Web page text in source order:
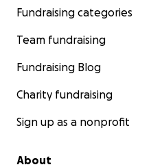
Fundraising categories
Team fundraising
Fundraising Blog
Charity fundraising
Sign up as a nonprofit
About